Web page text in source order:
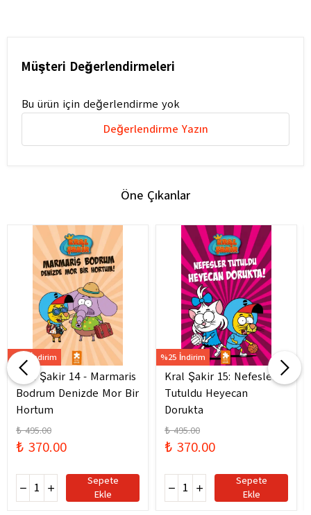
Müşteri Değerlendirmeleri
Bu ürün için değerlendirme yok
Değerlendirme Yazın
Öne Çıkanlar
%25 İndirim
Kral Şakir 14 - Marmaris
Bodrum Denizde Mor Bir
Hortum
₺ 495.00
₺ 370.00
Sepete
Ekle
%25 İndirim
Kral Şakir 15: Nefesler
Tutuldu Heyecan
Dorukta
₺ 495.00
₺ 370.00
Sepete
Ekle